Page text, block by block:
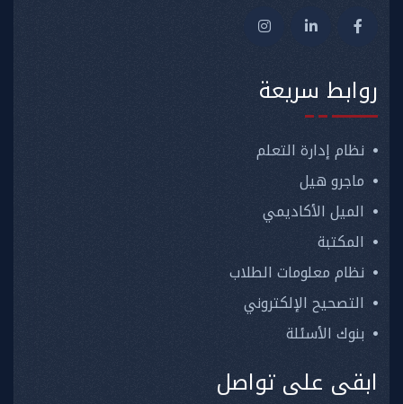
روابط سريعة
نظام إدارة التعلم
ماجرو هيل
الميل الأكاديمي
المكتبة
نظام معلومات الطلاب
التصحيح الإلكتروني
بنوك الأسئلة
ابقى على تواصل